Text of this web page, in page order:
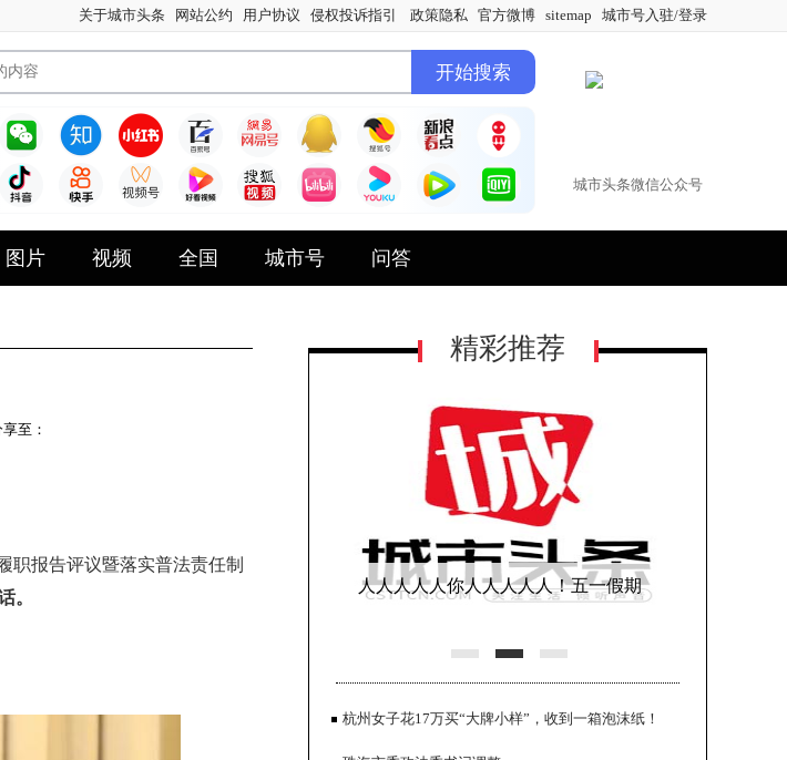
关于城市头条 网站公约 用户协议 侵权投诉指引 政策隐私 官方微博 sitemap 城市号入驻/登录
城市头条微信公众号
图片 视频 全国 城市号 问答
至：
职报告评议暨落实普法责任制
。
精彩推荐
人人人人人你人人人人人！五一假期
杭州女子花17万买“大牌小样”，收到一箱泡沫纸！